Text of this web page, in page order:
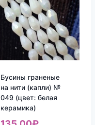
Бусины граненые
на нити (капли) №
049 (цвет: белая
керамика)